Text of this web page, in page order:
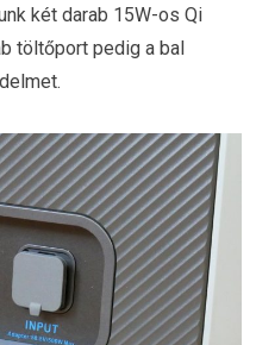
két darab 15W-os Qi
töltőport pedig a bal